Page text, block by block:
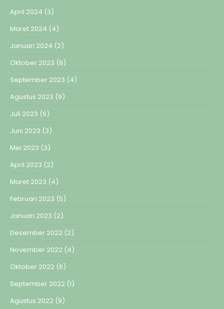
April 2024 (3)
Maret 2024 (4)
Januari 2024 (2)
Oktober 2023 (8)
September 2023 (4)
Agustus 2023 (9)
Juli 2023 (6)
Juni 2023 (3)
Mei 2023 (3)
April 2023 (2)
Maret 2023 (4)
Februari 2023 (5)
Januari 2023 (2)
Desember 2022 (2)
November 2022 (4)
Oktober 2022 (6)
September 2022 (1)
Agustus 2022 (9)